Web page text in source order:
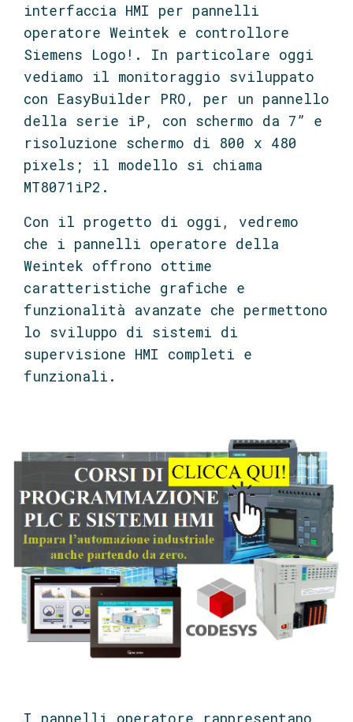
interfaccia HMI per pannelli
operatore Weintek e controllore
Siemens Logo!. In particolare oggi
vediamo il monitoraggio sviluppato
con EasyBuilder PRO, per un pannello
della serie iP, con schermo da 7” e
risoluzione schermo di 800 x 480
pixels; il modello si chiama
MT8071iP2.
Con il progetto di oggi, vedremo
che i pannelli operatore della
Weintek offrono ottime
caratteristiche grafiche e
funzionalità avanzate che permettono
lo sviluppo di sistemi di
supervisione HMI completi e
funzionali.
I pannelli operatore rappresentano